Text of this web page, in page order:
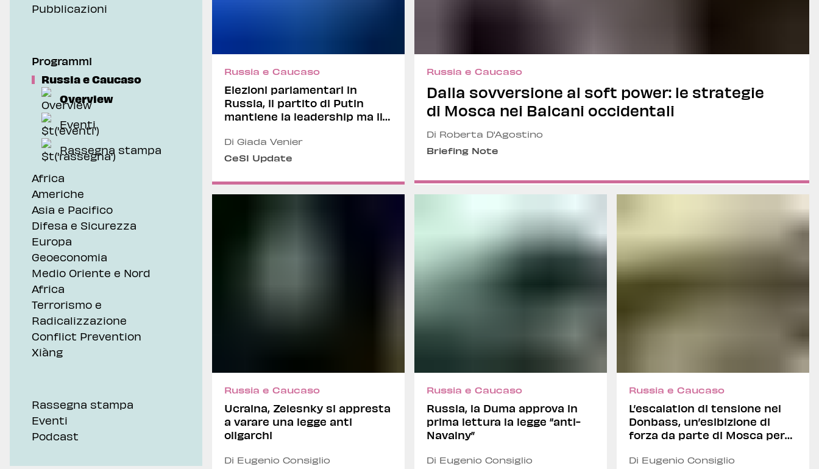
Pubblicazioni
Programmi
Russia e Caucaso
Overview
Eventi
Rassegna stampa
Africa
Americhe
Asia e Pacifico
Difesa e Sicurezza
Europa
Geoeconomia
Medio Oriente e Nord
Africa
Terrorismo e
Radicalizzazione
Conflict Prevention
Xiàng
Rassegna stampa
Eventi
Podcast
Russia e Caucaso
Elezioni parlamentari in
Russia, il partito di Putin
mantiene la leadership ma il
Di Giada Venier
CeSI Update
Russia e Caucaso
Dalla sovversione al soft power: le strategie
di Mosca nei Balcani occidentali
Di Roberta D'Agostino
Briefing Note
Russia e Caucaso
Ucraina, Zelesnky si appresta
a varare una legge anti
oligarchi
Di Eugenio Consiglio
Russia e Caucaso
Russia, la Duma approva in
prima lettura la legge “anti-
Navalny”
Di Eugenio Consiglio
Russia e Caucaso
L’escalation di tensione nel
Donbass, un’esibizione di
forza da parte di Mosca per
agli USA e alla NATO
Di Eugenio Consiglio